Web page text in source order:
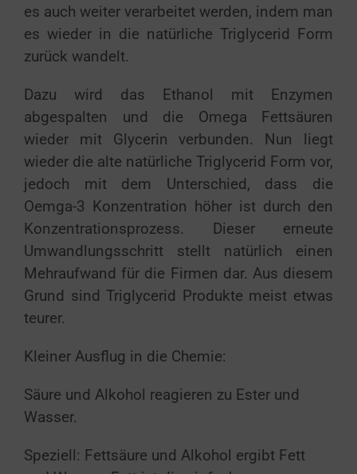
es auch weiter verarbeitet werden, indem man
es wieder in die natürliche Triglycerid Form
zurück wandelt.
Dazu wird das Ethanol mit Enzymen
abgespalten und die Omega Fettsäuren
wieder mit Glycerin verbunden. Nun liegt
wieder die alte natürliche Triglycerid Form vor,
jedoch mit dem Unterschied, dass die
Oemga-3 Konzentration höher ist durch den
Konzentrationsprozess. Dieser erneute
Umwandlungsschritt stellt natürlich einen
Mehraufwand für die Firmen dar. Aus diesem
Grund sind Triglycerid Produkte meist etwas
teurer.
Kleiner Ausflug in die Chemie:
Säure und Alkohol reagieren zu Ester und
Wasser.
Speziell: Fettsäure und Alkohol ergibt Fett